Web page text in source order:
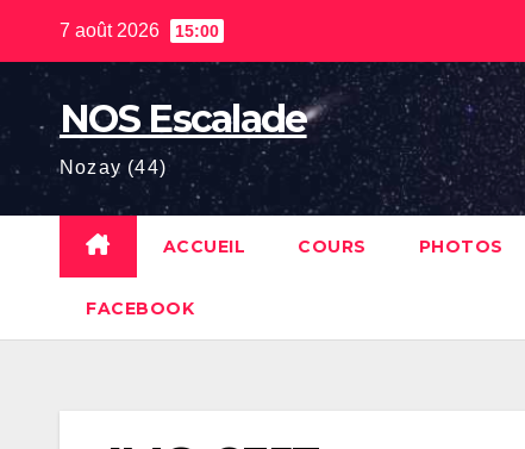
7 août 2026 15:00
NOS Escalade
Nozay (44)
ACCUEIL COURS PHOTOS
FACEBOOK